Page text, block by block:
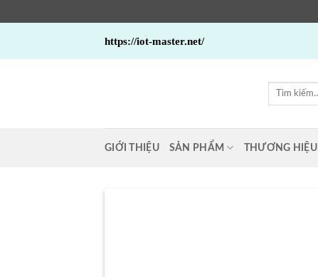
https://iot-master.net/
Tìm
GIỚI THIỆU SẢN PHẨM THƯƠNG HIỆU